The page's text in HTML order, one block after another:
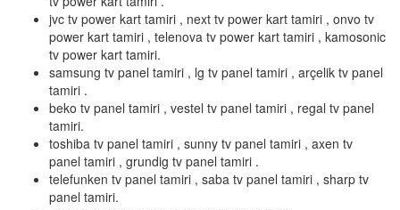
jvc tv power kart tamiri , next tv power kart tamiri , onvo tv
power kart tamiri , telenova tv power kart tamiri , kamosonic
tv power kart tamiri.
samsung tv panel tamiri , lg tv panel tamiri , arçelik tv panel
tamiri .
beko tv panel tamiri , vestel tv panel tamiri , regal tv panel
tamiri.
toshiba tv panel tamiri , sunny tv panel tamiri , axen tv
panel tamiri , grundig tv panel tamiri .
telefunken tv panel tamiri , saba tv panel tamiri , sharp tv
panel tamiri.